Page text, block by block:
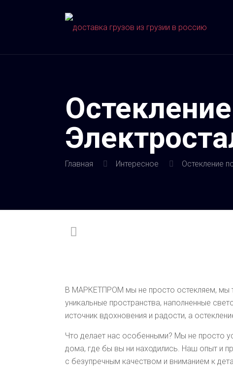
Главная Интересное Остекление
В МАРКЕТПРОМ мы не просто остекляем, мы
уникальные пространства, наполненные
источник вдохновения и радости, а
Что делает нас особенными? Мы не просто
дома, где бы вы ни находились. Наш опыт и
с безупречным качеством и вниманием к